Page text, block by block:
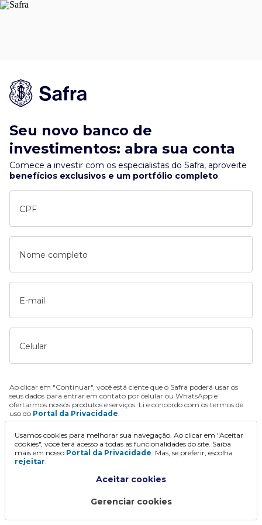
Seu novo banco de
investimentos: abra sua conta
Comece a investir com os especialistas do Safra, aproveite
benefícios exclusivos e um portfólio completo.
CPF
Nome completo
E-mail
Celular
Ao clicar em "Continuar", você está ciente que o Safra poderá usar os
seus dados para entrar em contato por celular ou WhatsApp e
ofertarmos nossos produtos e serviços. Li e concordo com os termos de
uso do Portal da Privacidade.
Continuar
Usamos cookies para melhorar sua navegação. Ao clicar em "Aceitar
cookies", você terá acesso a todas as funcionalidades do site. Saiba
mais em nosso Portal da Privacidade. Mas, se preferir, escolha
rejeitar.
Aceitar cookies
Gerenciar cookies